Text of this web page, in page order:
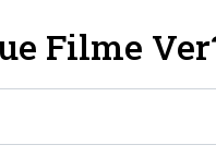
Filme